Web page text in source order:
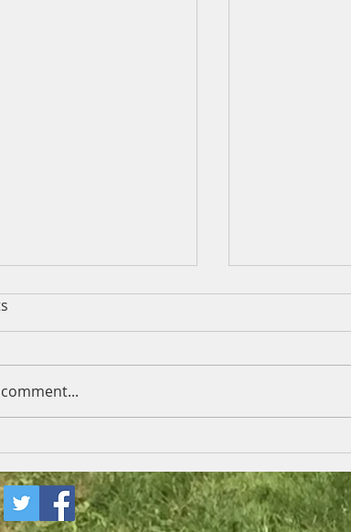
的湿疹患者应该怎么
新西兰、奥克兰、北
的韩晓南中医师
韩晓南中医
病、特发性
治疗手段